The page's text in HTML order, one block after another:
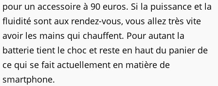
pour un accessoire à 90 euros. Si la puissance et la
fluidité sont aux rendez-vous, vous allez très vite
avoir les mains qui chauffent. Pour autant la
batterie tient le choc et reste en haut du panier de
ce qui se fait actuellement en matière de
smartphone.